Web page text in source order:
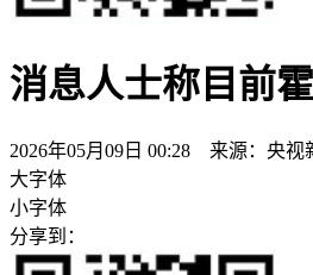
消息人士称目前
2026年05月09日 00:28 来源：央视
大字体
小字体
分享到：